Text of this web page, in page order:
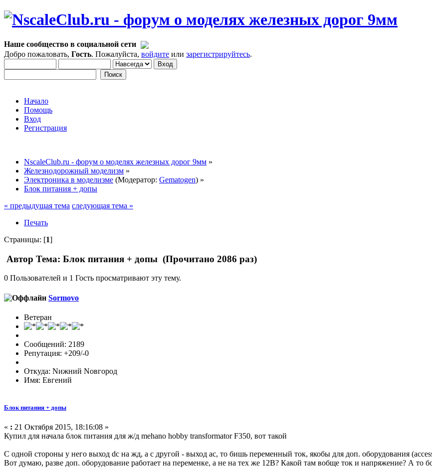
Наше сообщество в социальной сети
Добро пожаловать, Гость. Пожалуйста, войдите или зарегистрируйтесь.
Начало
Помощь
Вход
Регистрация
NscaleClub.ru - форум о моделях железных дорог 9мм »
Железнодорожный моделизм »
Электроника в моделизме (Модератор: Gematogen) »
Блок питания + допы
« предыдущая тема следующая тема »
Печать
Страницы: [1]
Автор Тема: Блок питания + допы (Прочитано 2086 раз)
0 Пользователей и 1 Гость просматривают эту тему.
Sormovo
Ветеран
Сообщений: 2189
Репутация: +209/-0
Откуда: Nижний Nовгород
Имя: Евгений
Блок питания + допы
« : 21 Октября 2015, 18:16:08 »
Купил для начала блок питания для ж/д mehano hobby transformator F350, вот такой
С одной стороны у него выход dc на жд, а с другой - выход ac, то бишь переменный ток, якобы для доп. оборудования
Вот думаю, разве доп. оборудование работает на переменке, а не на тех же 12В? Какой там вобще ток и напряжение? А то